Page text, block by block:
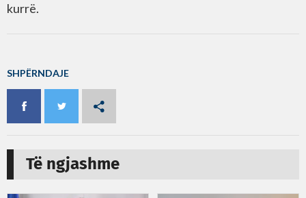
kurrë.
SHPËRNDAJE
Të ngjashme